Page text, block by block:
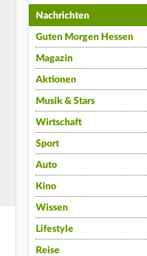
Nachrichten
Guten Morgen Hessen
Magazin
Aktionen
Musik & Stars
Wirtschaft
Sport
Auto
Kino
Wissen
Lifestyle
Reise